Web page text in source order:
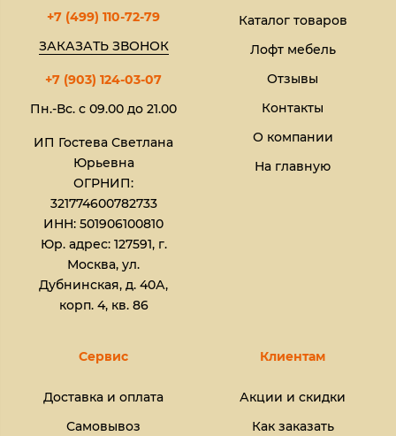
+7 (499) 110-72-79
ЗАКАЗАТЬ ЗВОНОК
+7 (903) 124-03-07
Пн.-Вс. с 09.00 до 21.00
ИП Гостева Светлана
Юрьевна​
ОГРНИП:
321774600782733
ИНН: 501906100810
Юр. адрес: 127591, г.
Москва, ул.
Дубнинская, д. 40А,
корп. 4, кв. 86
Каталог товаров
Лофт мебель
Отзывы
Контакты
О компании
На главную
Сервис
Доставка и оплата
Самовывоз
Клиентам
Акции и скидки
Как заказать